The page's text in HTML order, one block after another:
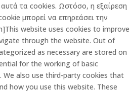
τα cookies. Ωστόσο, η εξαίρεση
μπορεί να επηρεάσει την
website uses cookies to improve
through the website. Out of
as necessary are stored on
for the working of basic
also use third-party cookies that
how you use this website. These